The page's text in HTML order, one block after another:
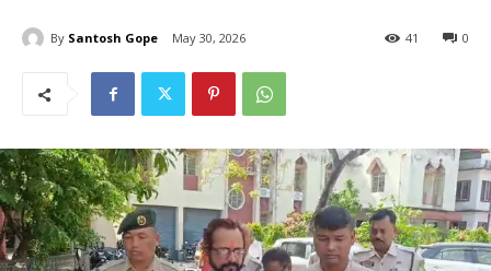
By Santosh Gope May 30, 2026 0
41